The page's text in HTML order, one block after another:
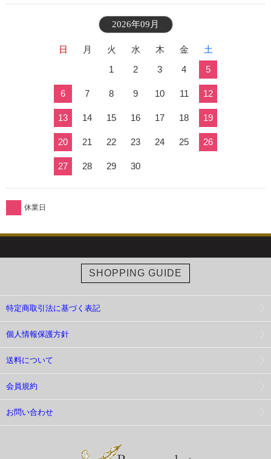
2026年09月
日 月 火 水 木 金
土
1
2 3 4 5
6 7 8 9 10 11 12
13 14 15 16 17 18 19
20 21 22 23 24 25 26
27 28 29 30
休業日
SHOPPING GUIDE
特定商取引法に基づく表記
個人情報保護方針
送料について
会員規約
お問い合わせ